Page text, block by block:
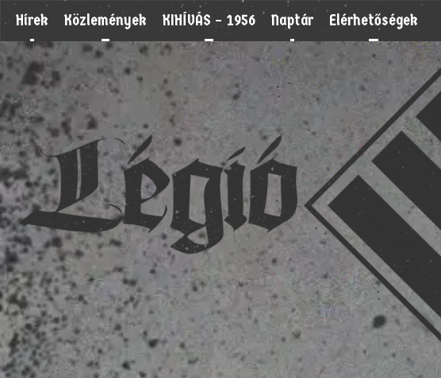
Hírek Közlemények KIHÍVÁS – 1956 Naptár Elérhetőségek